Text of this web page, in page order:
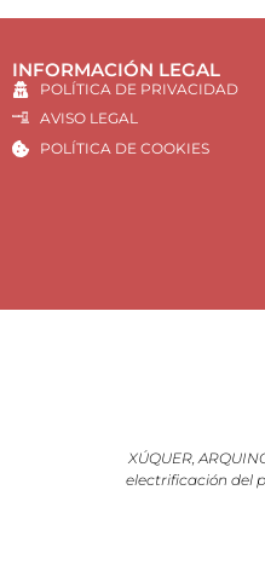
INFORMACIÓN LEGAL
POLÍTICA DE PRIVACIDAD
AVISO LEGAL
POLÍTICA DE COOKIES
XÚQUER,
electrificación del